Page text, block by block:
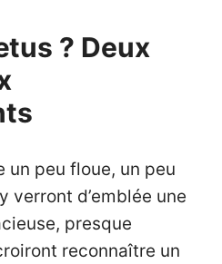
? Deux
un peu floue, un peu
verront d’emblée une
presque
reconnaître un